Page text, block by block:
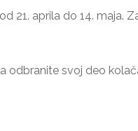
21. aprila do 14. maja.
odbranite svoj deo